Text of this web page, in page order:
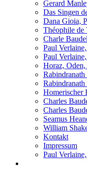
Gerard
Das Singen
Dana Gioia,
Théophile
Charle
Paul
Paul
Horaz,
Rabindranath
Homerischer
Charles
Charles
Seamus
William
Kontakt
Impressum
Paul